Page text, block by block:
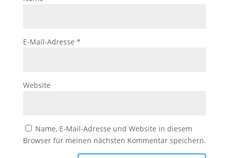
E-Mail-Adresse *
Website
Name, E-Mail-Adresse und Website in diesem
Browser für meinen nächsten Kommentar speichern.